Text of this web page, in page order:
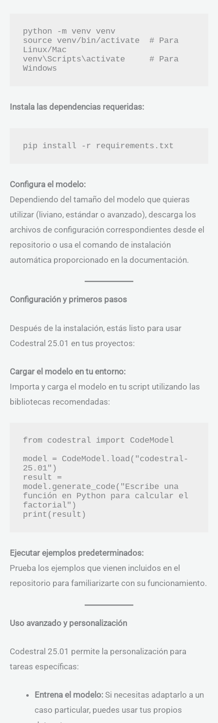
python -m venv venv
source venv/bin/activate  # Para
Linux/Mac
venv\Scripts\activate     # Para
Instala las dependencias requeridas:
Configura el modelo:
Dependiendo del tamaño del modelo que quieras
utilizar (liviano, estándar o avanzado), descarga los
archivos de configuración correspondientes desde el
repositorio o usa el comando de instalación
automática proporcionado en la documentación.
Configuración y primeros pasos
Después de la instalación, estás listo para usar
Codestral 25.01 en tus proyectos:
Cargar el modelo en tu entorno:
Importa y carga el modelo en tu script utilizando las
bibliotecas recomendadas:
from codestral import CodeModel
model = CodeModel.load("codestral-
25.01")
result =
model.generate_code("Escribe una
función en Python para calcular el
factorial")
Ejecutar ejemplos predeterminados:
Prueba los ejemplos que vienen incluidos en el
repositorio para familiarizarte con su funcionamiento.
Uso avanzado y personalización
Codestral 25.01 permite la personalización para
tareas específicas:
Entrena el modelo: Si necesitas adaptarlo a un
caso particular, puedes usar tus propios